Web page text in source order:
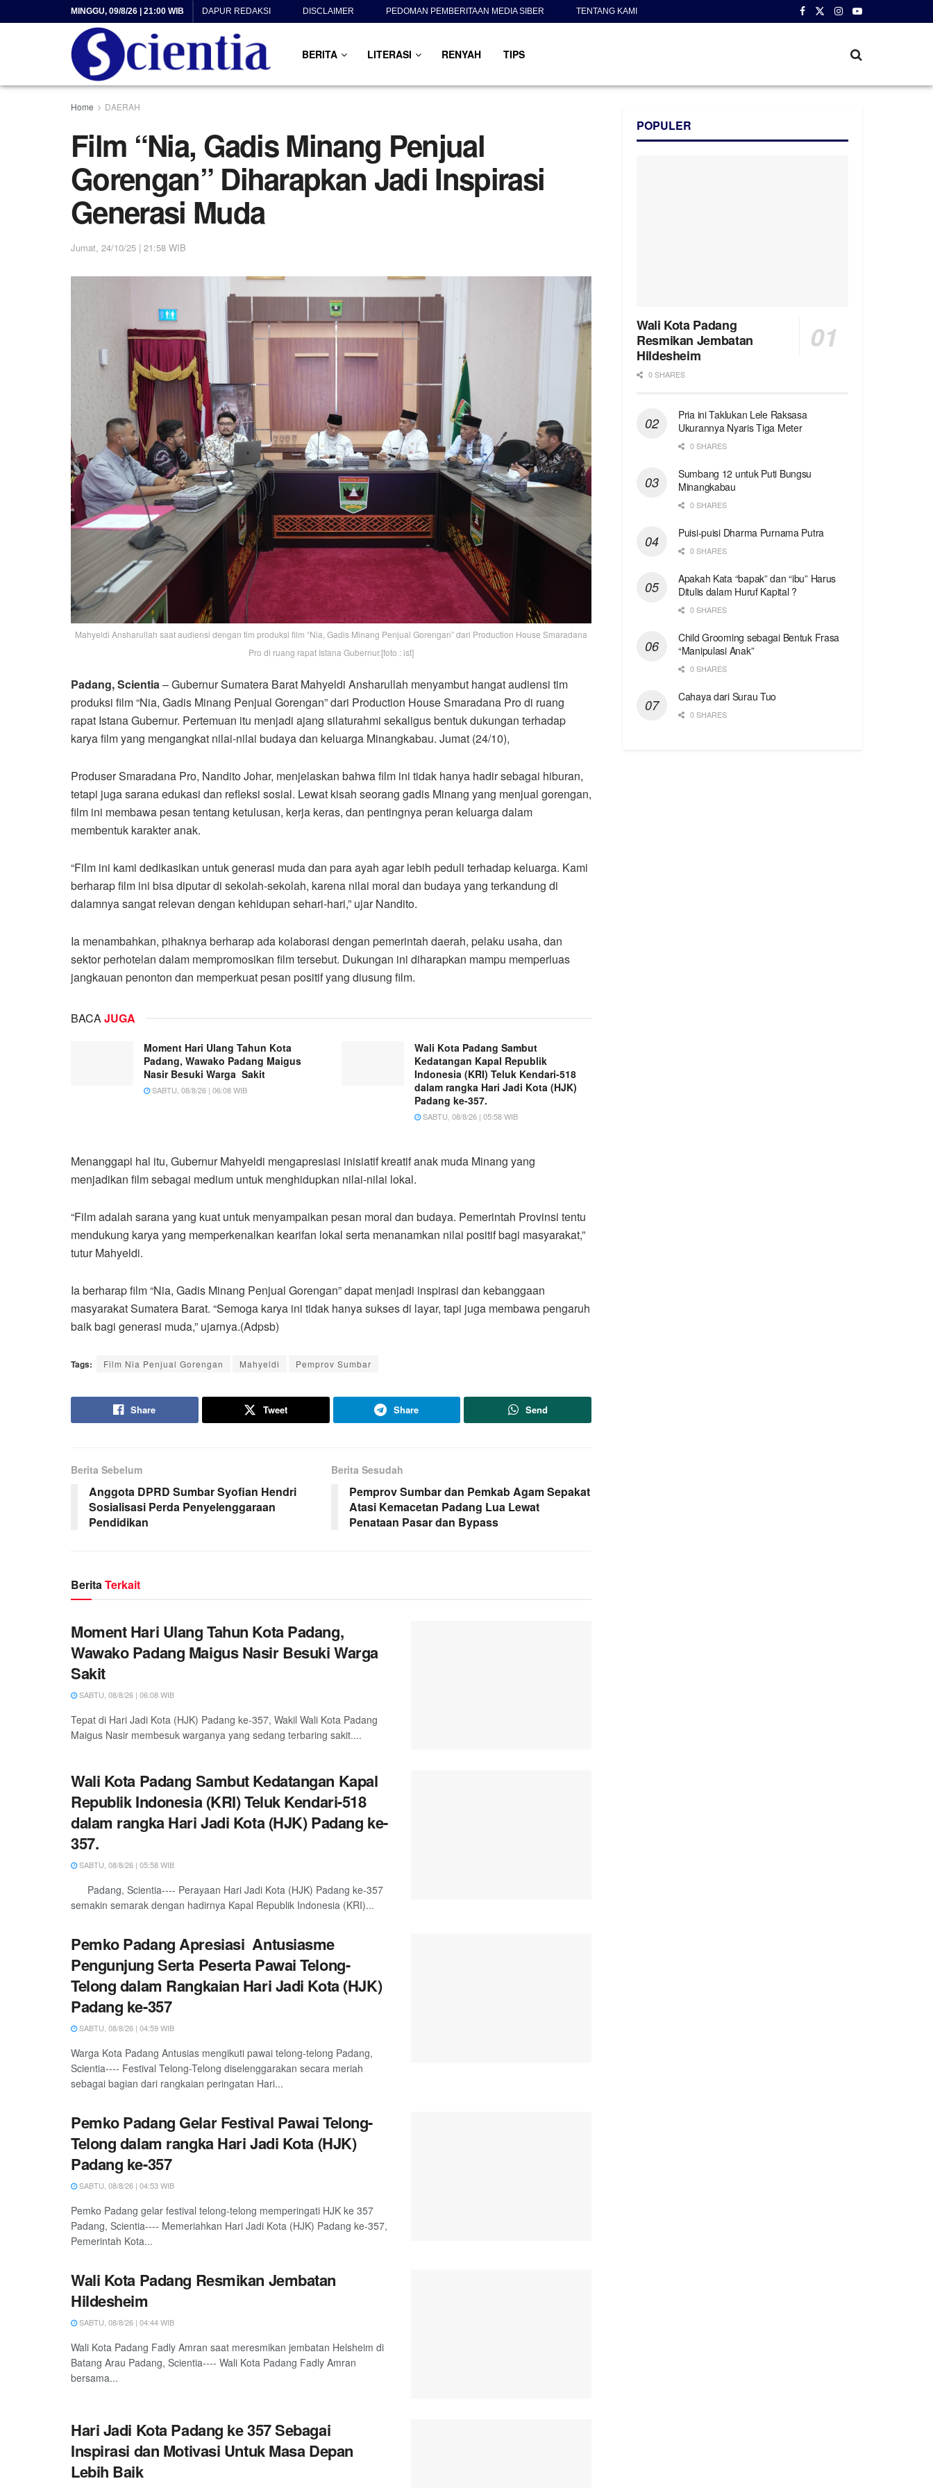
MINGGU, 09/8/26 | 21:00 WIB DAPUR REDAKSI DISCLAIMER PEDOMAN PEMBERITAAN MEDIA SIBER TENTANG KAMI
BERITA LITERASI RENYAH TIPS
Home DAERAH
Film “Nia, Gadis Minang Penjual
Gorengan” Diharapkan Jadi Inspirasi
Generasi Muda
Jumat, 24/10/25 | 21:58 WIB
Mahyeldi Ansharullah saat audiensi dengan tim produksi film “Nia, Gadis Minang Penjual Gorengan” dari Production House Smaradana
Pro di ruang rapat Istana Gubernur.[foto : ist]
Padang, Scientia – Gubernur Sumatera Barat Mahyeldi Ansharullah menyambut hangat audiensi tim
produksi film “Nia, Gadis Minang Penjual Gorengan” dari Production House Smaradana Pro di ruang
rapat Istana Gubernur. Pertemuan itu menjadi ajang silaturahmi sekaligus bentuk dukungan terhadap
karya film yang mengangkat nilai-nilai budaya dan keluarga Minangkabau. Jumat (24/10),
Produser Smaradana Pro, Nandito Johar, menjelaskan bahwa film ini tidak hanya hadir sebagai hiburan,
tetapi juga sarana edukasi dan refleksi sosial. Lewat kisah seorang gadis Minang yang menjual gorengan,
film ini membawa pesan tentang ketulusan, kerja keras, dan pentingnya peran keluarga dalam
membentuk karakter anak.
“Film ini kami dedikasikan untuk generasi muda dan para ayah agar lebih peduli terhadap keluarga. Kami
berharap film ini bisa diputar di sekolah-sekolah, karena nilai moral dan budaya yang terkandung di
dalamnya sangat relevan dengan kehidupan sehari-hari,” ujar Nandito.
Ia menambahkan, pihaknya berharap ada kolaborasi dengan pemerintah daerah, pelaku usaha, dan
sektor perhotelan dalam mempromosikan film tersebut. Dukungan ini diharapkan mampu memperluas
jangkauan penonton dan memperkuat pesan positif yang diusung film.
BACA JUGA
Moment Hari Ulang Tahun Kota
Padang, Wawako Padang Maigus
Nasir Besuki Warga Sakit
SABTU, 08/8/26 | 06:08 WIB
Wali Kota Padang Sambut
Kedatangan Kapal Republik
Indonesia (KRI) Teluk Kendari-518
dalam rangka Hari Jadi Kota (HJK)
Padang ke-357.
SABTU, 08/8/26 | 05:58 WIB
Menanggapi hal itu, Gubernur Mahyeldi mengapresiasi inisiatif kreatif anak muda Minang yang
menjadikan film sebagai medium untuk menghidupkan nilai-nilai lokal.
“Film adalah sarana yang kuat untuk menyampaikan pesan moral dan budaya. Pemerintah Provinsi tentu
mendukung karya yang memperkenalkan kearifan lokal serta menanamkan nilai positif bagi masyarakat,”
tutur Mahyeldi.
Ia berharap film “Nia, Gadis Minang Penjual Gorengan” dapat menjadi inspirasi dan kebanggaan
masyarakat Sumatera Barat. “Semoga karya ini tidak hanya sukses di layar, tapi juga membawa pengaruh
baik bagi generasi muda,” ujarnya.(Adpsb)
Tags: Film Nia Penjual Gorengan Mahyeldi Pemprov Sumbar
Share Tweet Share Send
Berita Sebelum
Anggota DPRD Sumbar Syofian Hendri
Sosialisasi Perda Penyelenggaraan
Pendidikan
Berita Sesudah
Pemprov Sumbar dan Pemkab Agam Sepakat
Atasi Kemacetan Padang Lua Lewat
Penataan Pasar dan Bypass
Berita Terkait
Moment Hari Ulang Tahun Kota Padang,
Wawako Padang Maigus Nasir Besuki Warga
Sakit
SABTU, 08/8/26 | 06:08 WIB
Tepat di Hari Jadi Kota (HJK) Padang ke-357, Wakil Wali Kota Padang
Maigus Nasir membesuk warganya yang sedang terbaring sakit....
Wali Kota Padang Sambut Kedatangan Kapal
Republik Indonesia (KRI) Teluk Kendari-518
dalam rangka Hari Jadi Kota (HJK) Padang ke-
357.
SABTU, 08/8/26 | 05:58 WIB
Padang, Scientia---- Perayaan Hari Jadi Kota (HJK) Padang ke-357
semakin semarak dengan hadirnya Kapal Republik Indonesia (KRI)...
Pemko Padang Apresiasi Antusiasme
Pengunjung Serta Peserta Pawai Telong-
Telong dalam Rangkaian Hari Jadi Kota (HJK)
Padang ke-357
SABTU, 08/8/26 | 04:59 WIB
Warga Kota Padang Antusias mengikuti pawai telong-telong Padang,
Scientia---- Festival Telong-Telong diselenggarakan secara meriah
sebagai bagian dari rangkaian peringatan Hari...
Pemko Padang Gelar Festival Pawai Telong-
Telong dalam rangka Hari Jadi Kota (HJK)
Padang ke-357
SABTU, 08/8/26 | 04:53 WIB
Pemko Padang gelar festival telong-telong memperingati HJK ke 357
Padang, Scientia---- Memeriahkan Hari Jadi Kota (HJK) Padang ke-357,
Pemerintah Kota...
Wali Kota Padang Resmikan Jembatan
Hildesheim
SABTU, 08/8/26 | 04:44 WIB
Wali Kota Padang Fadly Amran saat meresmikan jembatan Helsheim di
Batang Arau Padang, Scientia---- Wali Kota Padang Fadly Amran
bersama...
Hari Jadi Kota Padang ke 357 Sebagai
Inspirasi dan Motivasi Untuk Masa Depan
Lebih Baik
POPULER
Wali Kota Padang
Resmikan Jembatan
Hildesheim
0 SHARES
Pria ini Taklukan Lele Raksasa
Ukurannya Nyaris Tiga Meter
0 SHARES
Sumbang 12 untuk Puti Bungsu
Minangkabau
0 SHARES
Puisi-puisi Dharma Purnama Putra
0 SHARES
Apakah Kata “bapak” dan “ibu” Harus
Ditulis dalam Huruf Kapital ?
0 SHARES
Child Grooming sebagai Bentuk Frasa
“Manipulasi Anak”
0 SHARES
Cahaya dari Surau Tuo
0 SHARES